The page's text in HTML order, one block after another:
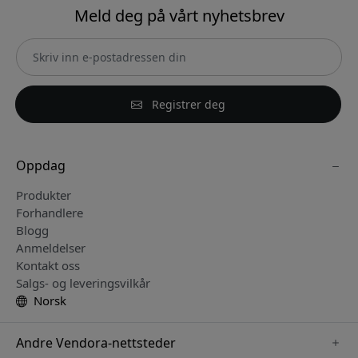
Meld deg på vårt nyhetsbrev
Registrer deg
Oppdag
Produkter
Forhandlere
Blogg
Anmeldelser
Kontakt oss
Salgs- og leveringsvilkår
Norsk
Andre Vendora-nettsteder